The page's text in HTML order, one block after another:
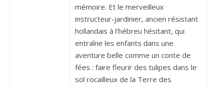
mémoire. Et le merveilleux
instructeur-jardinier, ancien résistant
hollandais à l’hébreu hésitant, qui
entraîne les enfants dans une
aventure belle comme un conte de
fées : faire fleurir des tulipes dans le
sol rocailleux de la Terre des